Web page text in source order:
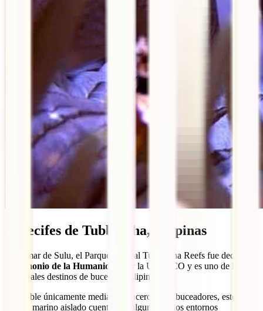
Arrecifes de Tubbataha, Filipinas
En el mar de Sulu, el Parque Natural Tubbataha Reefs fue declarado
Patrimonio de la Humanidad
por la UNESCO y es uno de los
principales destinos de buceo de Filipinas.
Accesible únicamente mediante cruceros para buceadores, este
parque marino aislado cuenta con algunos de los entornos